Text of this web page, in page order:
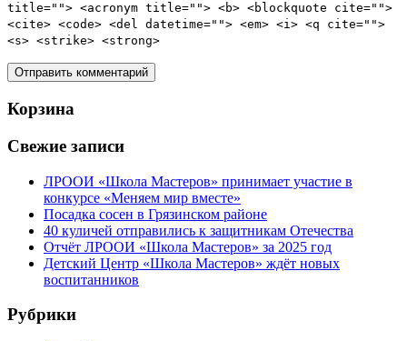
title=""> <acronym title=""> <b> <blockquote cite="">
<cite> <code> <del datetime=""> <em> <i> <q cite="">
<s> <strike> <strong>
Корзина
Свежие записи
ЛРООИ «Школа Мастеров» принимает участие в
конкурсе «Меняем мир вместе»
Посадка сосен в Грязинском районе
40 куличей отправились к защитникам Отечества
Отчёт ЛРООИ «Школа Мастеров» за 2025 год
Детский Центр «Школа Мастеров» ждёт новых
воспитанников
Рубрики